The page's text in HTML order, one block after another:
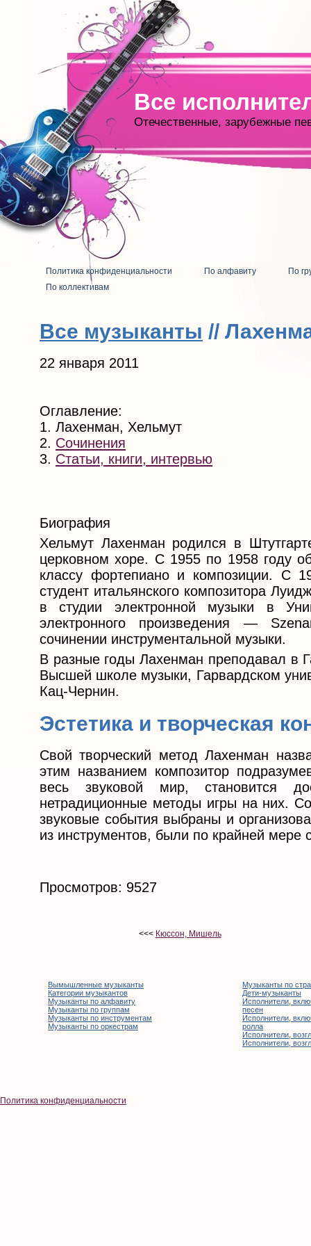
Все
Отечественные, зарубежные
Политика конфиденциальности По алфавиту
По
По коллективам
Все музыканты //
22 января 2011
Оглавление:
1. Лахенман, Хельмут
2. Сочинения
3. Статьи, книги, интервью
Биография
Хельмут Лахенман родился в
церковном хоре. С 1955 по 1958 году
классу фортепиано и композиции. С
студент итальянского композитора
в студии электронной музыки в
электронного произведения —
сочинении инструментальной музыки.
В разные годы Лахенман преподавал в
Высшей школе музыки, Гарвардском
Кац-Чернин.
Эстетика и творческая
Свой творческий метод Лахенман
этим названием композитор
весь звуковой мир, становится
нетрадиционные методы игры на них.
звуковые события выбраны и
из инструментов, были по крайней мере
Просмотров: 9527
<<< Кюссон, Мишель
Вымышленные музыканты
Категории музыкантов
Музыканты по алфавиту
Музыканты по группам
Музыканты по инструментам
Музыканты по оркестрам
Музыканты по
Дети-музыканты
Исполнители,
песен
Исполнители,
ролла
Исполнители,
Исполнители,
Политика конфиденциальности